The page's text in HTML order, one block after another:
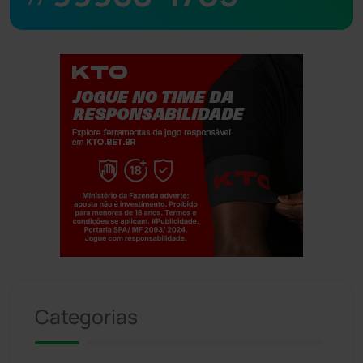
Categorias